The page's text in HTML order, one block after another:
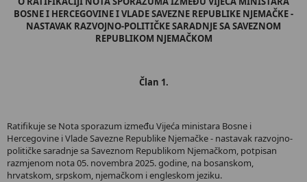
BOSNE I HERCEGOVINE I VLADE SAVEZNE REPUBLIKE NJEMAČKE -
NASTAVAK RAZVOJNO-POLITIČKE SARADNJE SA SAVEZNOM
REPUBLIKOM NJEMAČKOM
Član 1.
Ratifikuje se Nota sporazum između Vijeća ministara Bosne i
Hercegovine i Vlade Savezne Republike Njemačke - nastavak razvojno-
političke saradnje sa Saveznom Republikom Njemačkom, potpisan
razmjenom nota 05. novembra 2025. godine, na bosanskom,
hrvatskom, srpskom, njemačkom i engleskom jeziku.